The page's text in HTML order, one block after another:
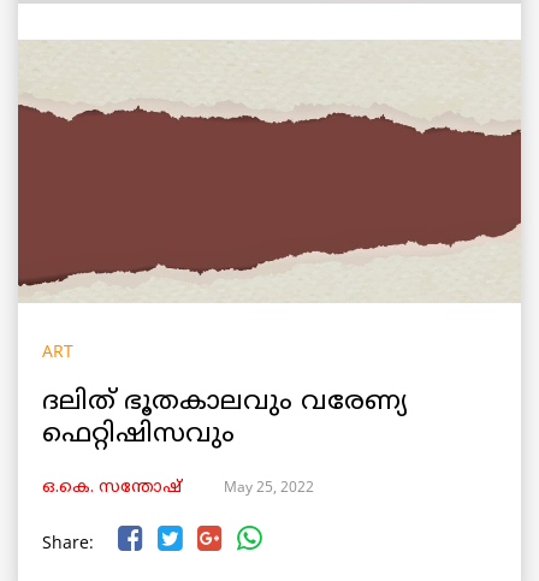
ART
ദലിത് ഭൂതകാലവും വരേണ്യ
ഫെറ്റിഷിസവും
ഒ.കെ. സന്തോഷ് May 25, 2022
Share: